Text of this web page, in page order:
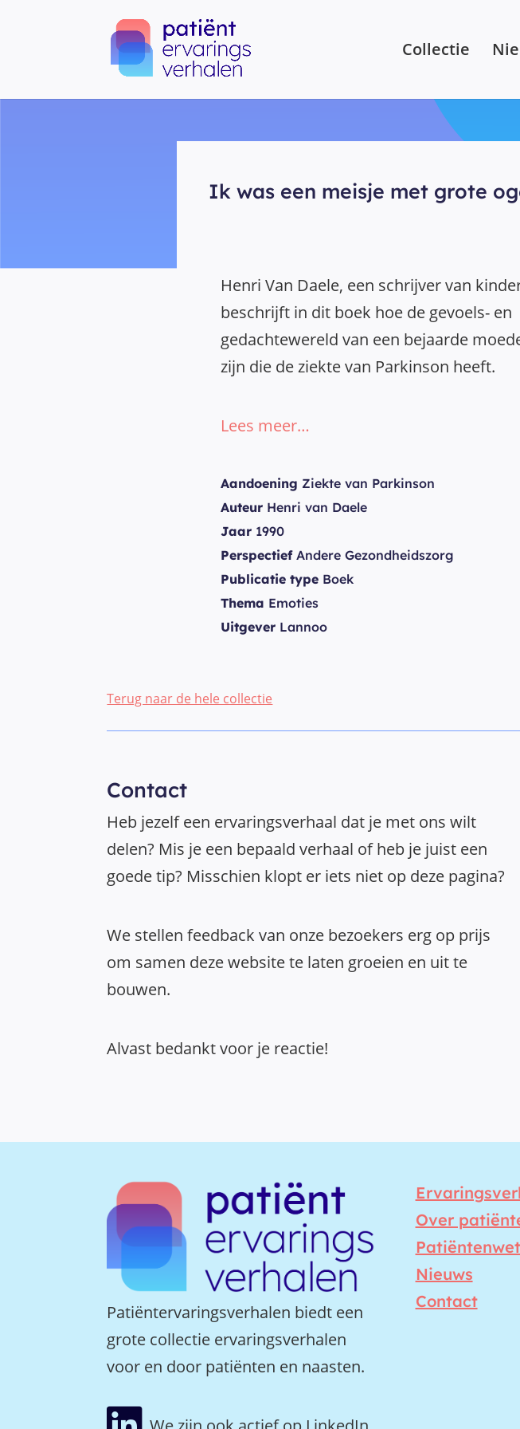
Collectie
Ik was een meisje met grote
Henri Van Daele, een schrijver van
beschrijft in dit boek hoe de gevoels- en
gedachtewereld van een bejaarde
zijn die de ziekte van Parkinson heeft.
Lees meer…
Aandoening Ziekte van Parkinson
Auteur Henri van Daele
Jaar 1990
PerspectiefAndere Gezondheidszorg
Publicatie type Boek
Thema Emoties
Uitgever Lannoo
Terug naar de hele collectie
Contact
Heb jezelf een ervaringsverhaal dat je met ons wilt
delen? Mis je een bepaald verhaal of heb je juist een
goede tip? Misschien klopt er iets niet op deze pagina?
We stellen feedback van onze bezoekers erg op prijs
om samen deze website te laten groeien en uit te
bouwen.
Alvast bedankt voor je reactie!
Patiëntervaringsverhalen biedt een
grote collectie ervaringsverhalen
voor en door patiënten en naasten.
Over
Nieuws
Contact